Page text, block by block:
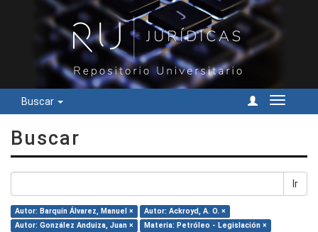
Buscar
Cambiar
Buscar
Ir
Autor: Barquín Álvarez, Manuel ×
Autor: Ackroyd, A. O. ×
Autor: González Anduiza, Juan ×
Materia: Petróleo - Legislación ×